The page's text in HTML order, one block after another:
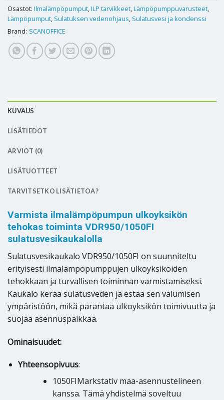
Osastot: Ilmalämpöpumput,ILP tarvikkeet,Lämpöpumppuvarusteet,
Lämpöpumput, Sulatuksen vedenohjaus, Sulatusvesi ja kondenssi
Brand: SCANOFFICE
KUVAUS
LISÄTIEDOT
ARVIOT (0)
LISÄTUOTTEET
TARVITSETKO LISÄTIETOA?
Varmista ilmalämpöpumpun ulkoyksikön
tehokas toiminta VDR950/1050FI
sulatusvesikaukalolla
Sulatusvesikaukalo VDR950/1050FI on suunniteltu
erityisesti ilmalämpöpumppujen ulkoyksiköiden
tehokkaan ja turvallisen toiminnan varmistamiseksi.
Kaukalo kerää sulatusveden ja estää sen valumisen
ympäristöön, mikä parantaa ulkoyksikön toimivuutta ja
suojaa asennuspaikkaa.
Ominaisuudet:
Yhteensopivuus:
1050FIMarkstativ maa-asennustelineen
kanssa. Tämä yhdistelmä soveltuu